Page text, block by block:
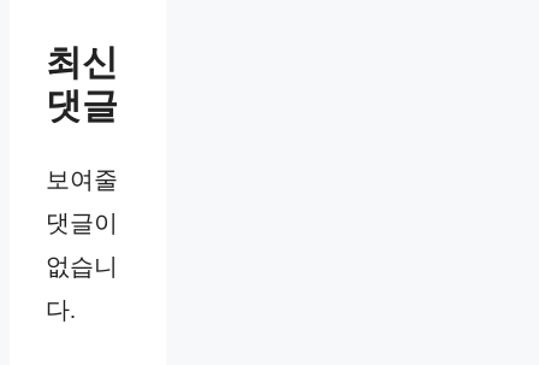
최신
댓글
보여줄
댓글이
없습니
다.